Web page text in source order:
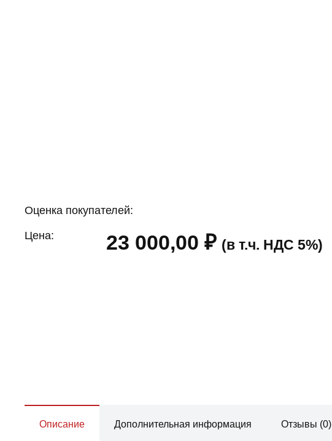
Оценка покупателей:
Цена: 23 000,00₽ (в т.ч. НДС 5%)
Описание Дополнительная информация Отзывы (0)